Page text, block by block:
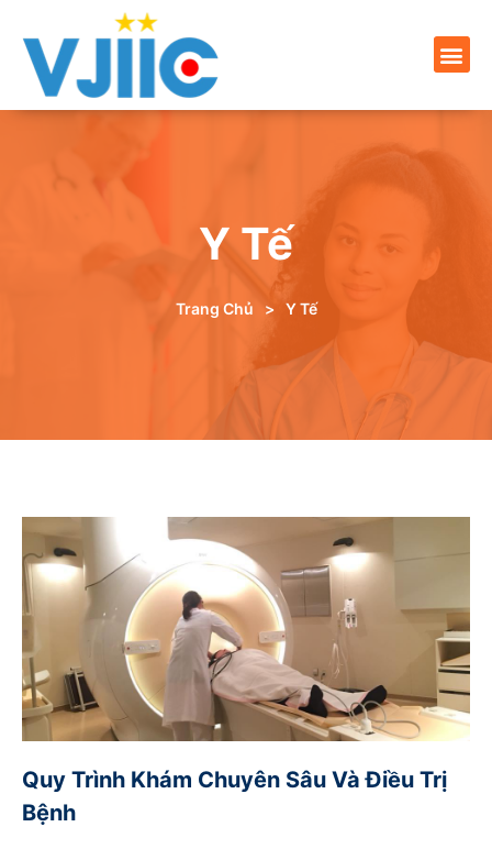
Y Tế
Trang Chủ > Y Tế
Quy Trình Khám Chuyên Sâu Và Điều Trị
Bệnh